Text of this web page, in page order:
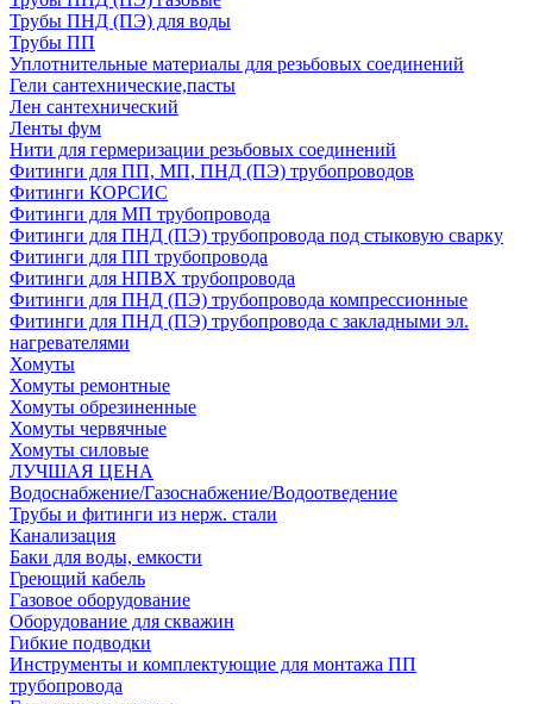
Трубы ПНД (ПЭ) для воды
Трубы ПП
Уплотнительные материалы для резьбовых соединений
Гели сантехнические,пасты
Лен сантехнический
Ленты фум
Нити для гермеризации резьбовых соединений
Фитинги для ПП, МП, ПНД (ПЭ) трубопроводов
Фитинги КОРСИС
Фитинги для МП трубопровода
Фитинги для ПНД (ПЭ) трубопровода под стыковую сварку
Фитинги для ПП трубопровода
Фитинги для НПВХ трубопровода
Фитинги для ПНД (ПЭ) трубопровода компрессионные
Фитинги для ПНД (ПЭ) трубопровода с закладными эл.
нагревателями
Хомуты
Хомуты ремонтные
Хомуты обрезиненные
Хомуты червячные
Хомуты силовые
ЛУЧШАЯ ЦЕНА
Водоснабжение/Газоснабжение/Водоотведение
Трубы и фитинги из нерж. стали
Канализация
Баки для воды, емкости
Греющий кабель
Газовое оборудование
Оборудование для скважин
Гибкие подводки
Инструменты и комплектующие для монтажа ПП
трубопровода